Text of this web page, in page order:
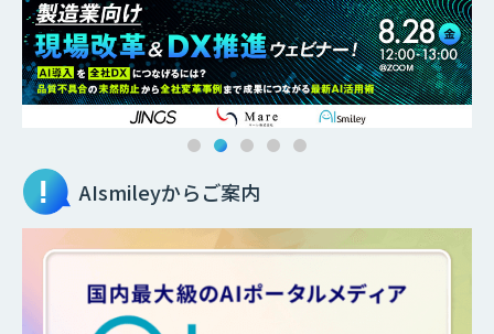
AIsmileyからご案内